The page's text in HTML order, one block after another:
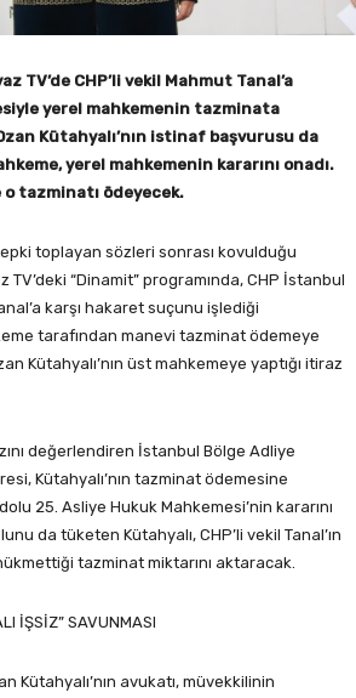
TV’de CHP’li vekil Mahmut Tanal’a
yerel mahkemenin tazminata
Kütahyalı’nın istinaf başvurusu da
yerel mahkemenin kararını onadı.
o tazminatı ödeyecek.
toplayan sözleri sonrası kovulduğu
TV’deki “Dinamit” programında, CHP İstanbul
karşı hakaret suçunu işlediği
tarafından manevi tazminat ödemeye
Kütahyalı’nın üst mahkemeye yaptığı itiraz
değerlendiren İstanbul Bölge Adliye
Kütahyalı’nın tazminat ödemesine
25. Asliye Hukuk Mahkemesi’nin kararını
da tüketen Kütahyalı, CHP’li vekil Tanal’ın
tazminat miktarını aktaracak.
İŞSİZ” SAVUNMASI
Kütahyalı’nın avukatı, müvekkilinin